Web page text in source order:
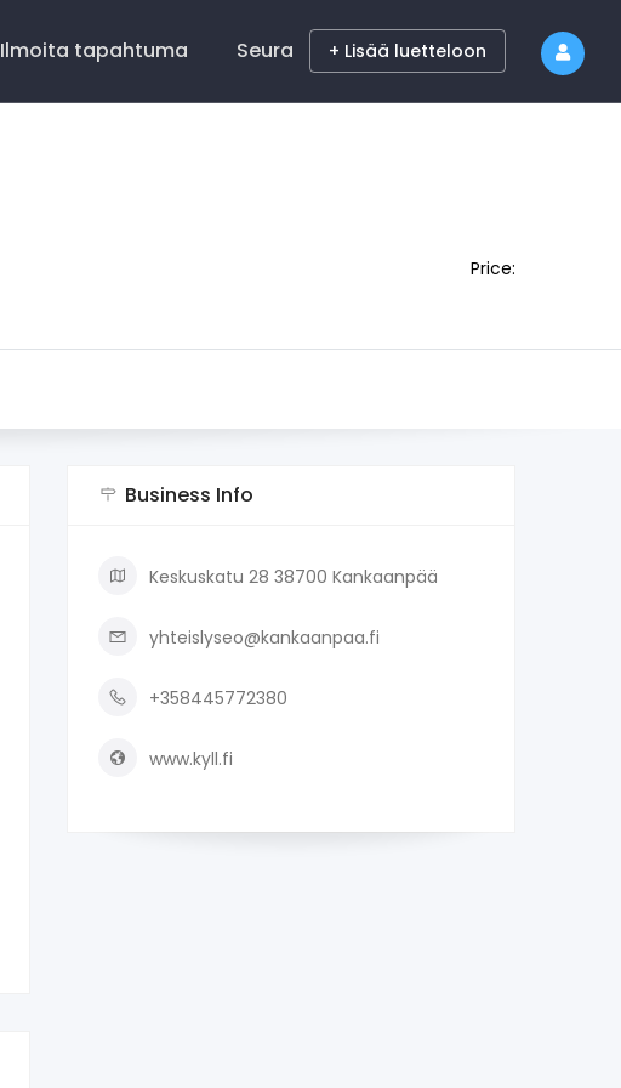
Ilmoita tapahtuma Seura + Lisää luetteloon
Price:
Business Info
Keskuskatu 28 38700 Kankaanpää
yhteislyseo@kankaanpaa.fi
+358445772380
www.kyll.fi